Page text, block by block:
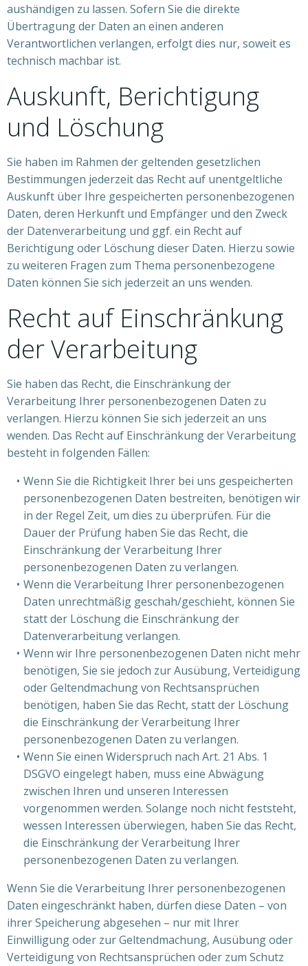
aushändigen zu lassen. Sofern Sie die direkte
Übertragung der Daten an einen anderen
Verantwortlichen verlangen, erfolgt dies nur, soweit es
technisch machbar ist.
Auskunft, Berichtigung
und Löschung
Sie haben im Rahmen der geltenden gesetzlichen
Bestimmungen jederzeit das Recht auf unentgeltliche
Auskunft über Ihre gespeicherten personenbezogenen
Daten, deren Herkunft und Empfänger und den Zweck
der Datenverarbeitung und ggf. ein Recht auf
Berichtigung oder Löschung dieser Daten. Hierzu sowie
zu weiteren Fragen zum Thema personenbezogene
Daten können Sie sich jederzeit an uns wenden.
Recht auf Einschränkung
der Verarbeitung
Sie haben das Recht, die Einschränkung der
Verarbeitung Ihrer personenbezogenen Daten zu
verlangen. Hierzu können Sie sich jederzeit an uns
wenden. Das Recht auf Einschränkung der Verarbeitung
besteht in folgenden Fällen:
Wenn Sie die Richtigkeit Ihrer bei uns gespeicherten
personenbezogenen Daten bestreiten, benötigen wir
in der Regel Zeit, um dies zu überprüfen. Für die
Dauer der Prüfung haben Sie das Recht, die
Einschränkung der Verarbeitung Ihrer
personenbezogenen Daten zu verlangen.
Wenn die Verarbeitung Ihrer personenbezogenen
Daten unrechtmäßig geschah/geschieht, können Sie
statt der Löschung die Einschränkung der
Datenverarbeitung verlangen.
Wenn wir Ihre personenbezogenen Daten nicht mehr
benötigen, Sie sie jedoch zur Ausübung, Verteidigung
oder Geltendmachung von Rechtsansprüchen
benötigen, haben Sie das Recht, statt der Löschung
die Einschränkung der Verarbeitung Ihrer
personenbezogenen Daten zu verlangen.
Wenn Sie einen Widerspruch nach Art. 21 Abs. 1
DSGVO eingelegt haben, muss eine Abwägung
zwischen Ihren und unseren Interessen
vorgenommen werden. Solange noch nicht feststeht,
wessen Interessen überwiegen, haben Sie das Recht,
die Einschränkung der Verarbeitung Ihrer
personenbezogenen Daten zu verlangen.
Wenn Sie die Verarbeitung Ihrer personenbezogenen
Daten eingeschränkt haben, dürfen diese Daten – von
ihrer Speicherung abgesehen – nur mit Ihrer
Einwilligung oder zur Geltendmachung, Ausübung oder
Verteidigung von Rechtsansprüchen oder zum Schutz